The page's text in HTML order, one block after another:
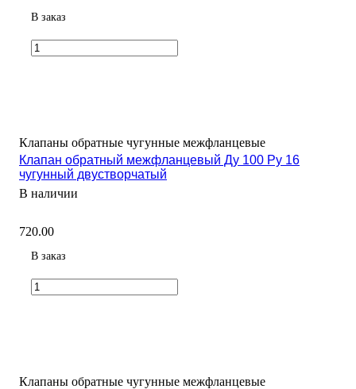
В заказ
Клапаны обратные чугунные межфланцевые
Клапан обратный межфланцевый Ду 100 Ру 16
чугунный двустворчатый
В наличии
720.00
В заказ
Клапаны обратные чугунные межфланцевые